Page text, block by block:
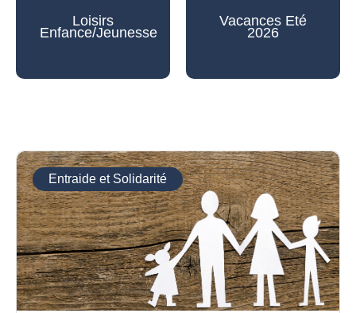
Loisirs
Enfance/Jeunesse
Vacances Eté
2026
Entraide et Solidarité